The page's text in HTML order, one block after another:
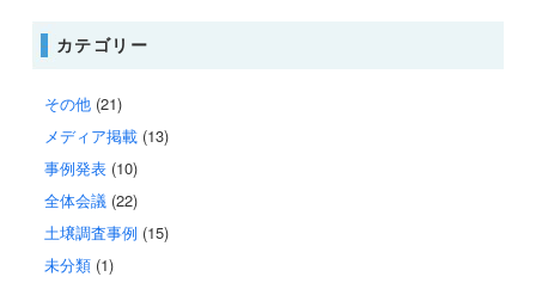
カテゴリー
その他(21)
メディア掲載(13)
事例発表(10)
全体会議 (22)
土壌調査事例 (15)
未分類(1)